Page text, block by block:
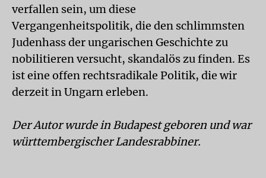
verfallen sein, um diese
Vergangenheitspolitik, die den schlimmsten
Judenhass der ungarischen Geschichte zu
nobilitieren versucht, skandalös zu finden. Es
ist eine offen rechtsradikale Politik, die wir
derzeit in Ungarn erleben.
Der Autor wurde in Budapest geboren und war
württembergischer Landesrabbiner.